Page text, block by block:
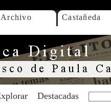
Archivo Castañeda
Destacadas